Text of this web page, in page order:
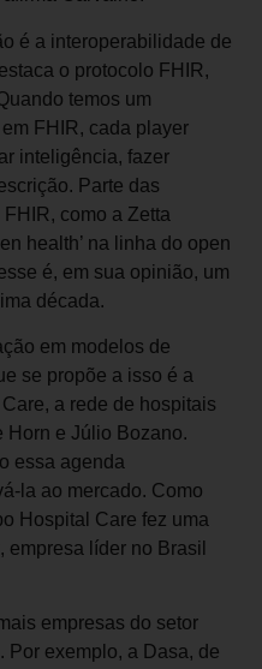
é a interoperabilidade de
o protocolo FHIR,
temos um
FHIR, cada player
inteligência, fazer
Parte das
como a Zetta
health’ na linha do open
é, em sua opinião, um
década.
em modelos de
se propõe a isso é a
a rede de hospitais
Horn e Júlio Bozano.
essa agenda
la ao mercado. Como
Hospital Care fez uma
líder no Brasil
empresas do setor
Por exemplo, a Dasa, de